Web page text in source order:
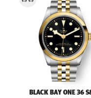
BLACK BAY ONE 36